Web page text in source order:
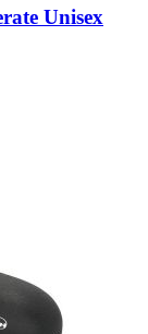
Unisex